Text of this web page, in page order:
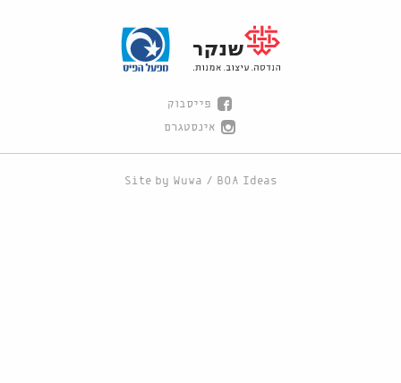
פייסבוק
אינסטגרם
Site by Wuwa / BOA Ideas